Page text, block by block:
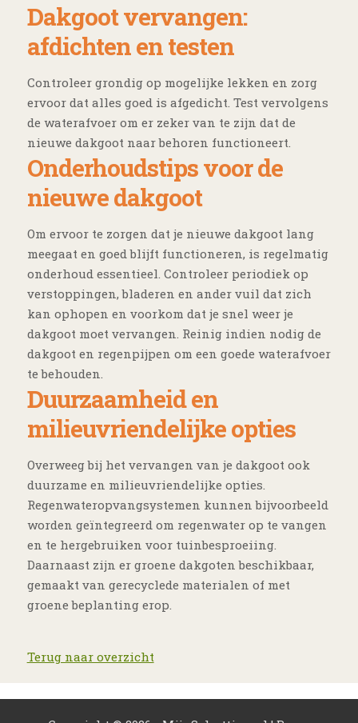
Dakgoot vervangen:
afdichten en testen
Controleer grondig op mogelijke lekken en zorg
ervoor dat alles goed is afgedicht. Test vervolgens
de waterafvoer om er zeker van te zijn dat de
nieuwe dakgoot naar behoren functioneert.
Onderhoudstips voor de
nieuwe dakgoot
Om ervoor te zorgen dat je nieuwe dakgoot lang
meegaat en goed blijft functioneren, is regelmatig
onderhoud essentieel. Controleer periodiek op
verstoppingen, bladeren en ander vuil dat zich
kan ophopen en voorkom dat je snel weer je
dakgoot moet vervangen. Reinig indien nodig de
dakgoot en regenpijpen om een goede waterafvoer
te behouden.
Duurzaamheid en
milieuvriendelijke opties
Overweeg bij het vervangen van je dakgoot ook
duurzame en milieuvriendelijke opties.
Regenwateropvangsystemen kunnen bijvoorbeeld
worden geïntegreerd om regenwater op te vangen
en te hergebruiken voor tuinbesproeiing.
Daarnaast zijn er groene dakgoten beschikbaar,
gemaakt van gerecyclede materialen of met
groene beplanting erop.
Terug naar overzicht